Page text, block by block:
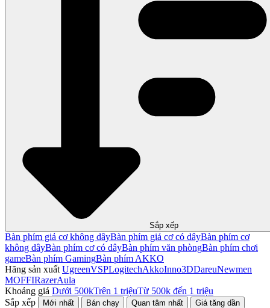
Sắp xếp
Bàn phím giả cơ không dâyBàn phím giả cơ có dâyBàn phím cơ
không dâyBàn phím cơ có dâyBàn phím văn phòngBàn phím chơi
gameBàn phím GamingBàn phím AKKO
Hãng sản xuất UgreenVSPLogitechAkkoInno3DDareuNewmen
MOFFIRazerAula
Khoảng giá Dưới 500kTrên 1 triệuTừ 500k đến 1 triệu
Sắp xếp
Mới nhất Bán chạy Quan tâm nhất
Giá tăng dần